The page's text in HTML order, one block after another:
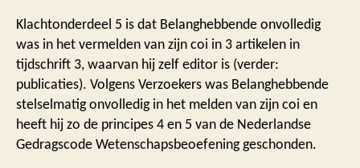
Klachtonderdeel 5 is dat Belanghebbende onvolledig
was in het vermelden van zijn coi in 3 artikelen in
tijdschrift 3, waarvan hij zelf editor is (verder:
publicaties). Volgens Verzoekers was Belanghebbende
stelselmatig onvolledig in het melden van zijn coi en
heeft hij zo de principes 4 en 5 van de Nederlandse
Gedragscode Wetenschapsbeoefening geschonden.